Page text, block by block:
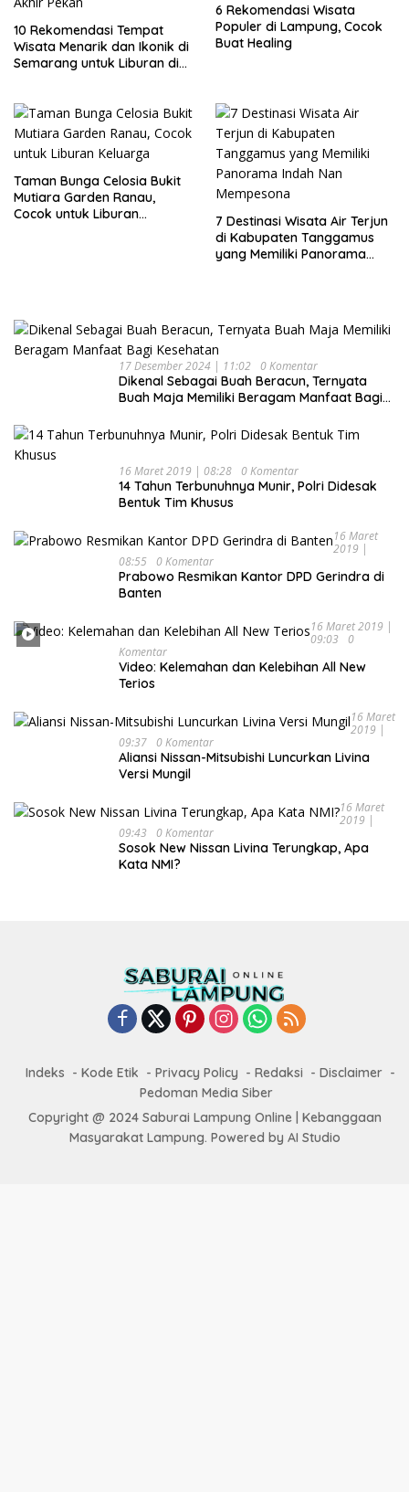
10 Rekomendasi Tempat
Wisata Menarik dan Ikonik di
Semarang untuk Liburan di
6 Rekomendasi Wisata
Populer di Lampung, Cocok
Buat Healing
Taman Bunga Celosia Bukit
Mutiara Garden Ranau,
Cocok untuk Liburan
7 Destinasi Wisata Air Terjun
di Kabupaten Tanggamus
yang Memiliki Panorama
17 Desember 2024 | 11:02 0 Komentar
Dikenal Sebagai Buah Beracun, Ternyata
Buah Maja Memiliki Beragam Manfaat Bagi
16 Maret 2019 | 08:28 0 Komentar
14 Tahun Terbunuhnya Munir, Polri Didesak
Bentuk Tim Khusus
16 Maret
2019 |
08:55 0 Komentar
Prabowo Resmikan Kantor DPD Gerindra di
Banten
16 Maret 2019 |
09:03
0
Komentar
Video: Kelemahan dan Kelebihan All New
Terios
16 Maret
2019 |
09:37 0 Komentar
Aliansi Nissan-Mitsubishi Luncurkan Livina
Versi Mungil
16 Maret
2019 |
09:43
0 Komentar
Sosok New Nissan Livina Terungkap, Apa
Kata NMI?
Indeks Kode Etik Privacy Policy Redaksi
Disclaimer
Pedoman Media Siber
Copyright @ 2024 Saburai Lampung Online | Kebanggaan
Masyarakat Lampung. Powered by AI Studio